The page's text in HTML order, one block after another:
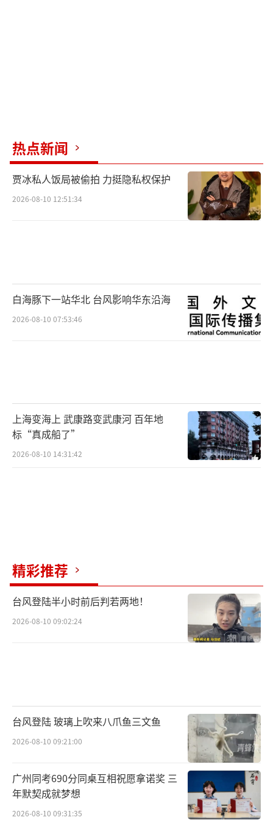
热点新闻
贾冰私人饭局被偷拍 力挺隐私权保护
2026-08-10 12:51:34
白海豚下一站华北 台风影响华东沿海
2026-08-10 07:53:46
上海变海上 武康路变武康河 百年地
标“真成船了”
2026-08-10 14:31:42
精彩推荐
台风登陆半小时前后判若两地！
2026-08-10 09:02:24
台风登陆 玻璃上吹来八爪鱼三文鱼
2026-08-10 09:21:00
广州同考690分同桌互相祝愿拿诺奖 三
年默契成就梦想
2026-08-10 09:31:35